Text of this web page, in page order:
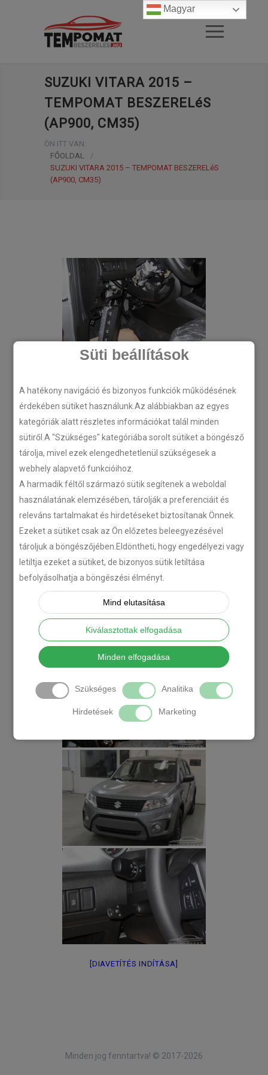
Süti beállítások
A hatékony navigáció és bizonyos funkciók működésének
érdekében sütiket használunk.Az alábbiakban az egyes
kategóriák alatt részletes információkat talál minden
sütiről.A "Szükséges" kategóriába sorolt sütiket a böngésző
tárolja, mivel ezek elengedhetetlenül szükségesek a
webhely alapvető funkcióihoz.
A harmadik féltől származó sütik segítenek a weboldal
használatának elemzésében, tárolják a preferenciáit és
releváns tartalmakat és hirdetéseket biztosítanak Önnek.
Ezeket a sütiket csak az Ön előzetes beleegyezésével
tároljuk a böngészőjében.Eldöntheti, hogy engedélyezi vagy
letiltja ezeket a sütiket, de bizonyos sütik letiltása
befolyásolhatja a böngészési élményt.
Mind elutasítása
Kiválasztottak elfogadása
Minden elfogadása
Szükséges Analitika
Hirdetések Marketing
SUZUKI VITARA 2015 –
TEMPOMAT BESZERELéS
(AP900, CM35)
ÖN ITT VAN:
FŐOLDAL
/
SUZUKI VITARA 2015 – TEMPOMAT BESZERELéS
(AP900, CM35)
[DIAVETÍTÉS INDÍTÁSA]
Minden jog fenntartva! © 2017-2026
Magyar